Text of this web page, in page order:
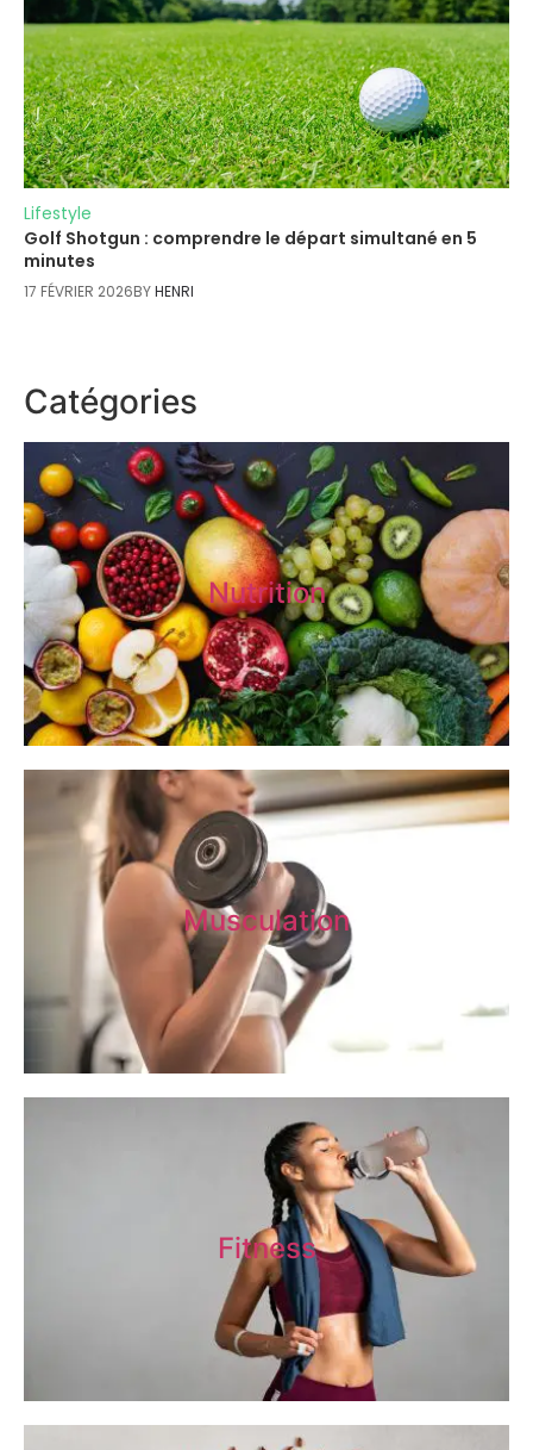
Lifestyle
Golf Shotgun : comprendre le départ simultané en 5
minutes
17 FÉVRIER 2026BYHENRI
Catégories
Nutrition
Musculation
Fitness